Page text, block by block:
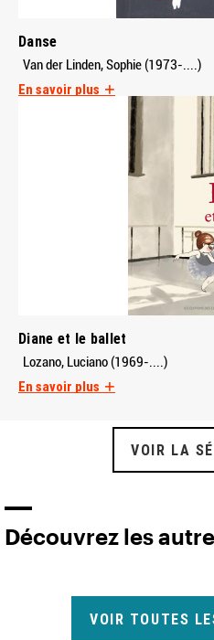
Danse
Van der Linden, Sophie (1973-....)
En savoir plus
Diane et le ballet
Lozano, Luciano (1969-....)
En savoir plus
VOIR LA
Découvrez les
VOIR TOUTES